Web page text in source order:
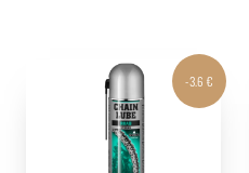
-3.6 €